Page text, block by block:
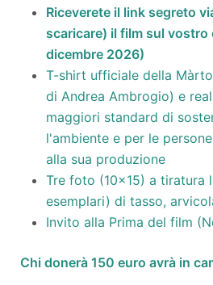
Riceverete il link segreto
scaricare) il film sul vostro
dicembre 2026)
T-shirt ufficiale della
di Andrea Ambrogio) e
maggiori standard di
l'ambiente e per le
alla sua produzione
Tre foto (10x15) a tiratura
esemplari) di tasso,
Invito alla Prima del film
Chi donerà 150 euro avrà in